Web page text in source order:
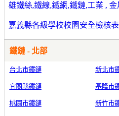
雄鐵絲,鐵線,鐵網,鐵鏈,工業 , 金
嘉義縣各級學校校園安全檢核
鐵鏈 - 北部
台北市鐵鏈 新北市
宜蘭縣鐵鏈 基隆市
桃園市鐵鏈 新竹市